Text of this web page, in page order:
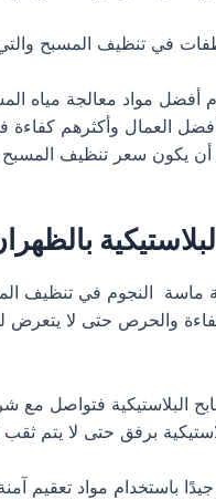
في تنظيف المسبح والتي
مواد معالجة مياه
العمال وأكثرهم
يكون سعر تنظيف المسبح
ماسة النجوم في تنظيف
والحرص حتى لا
البلاستيكية فتواصل مع
برفق حتى لا يتم
باستخدام مواد تعقيم